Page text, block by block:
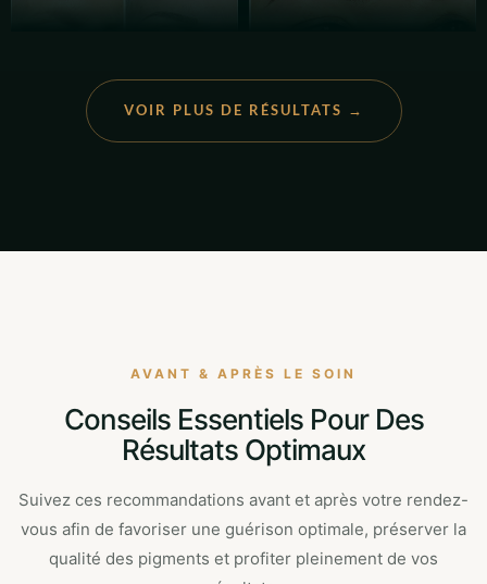
VOIR PLUS DE RÉSULTATS →
AVANT & APRÈS LE SOIN
Conseils Essentiels Pour Des
Résultats Optimaux
Suivez ces recommandations avant et après votre rendez-
vous afin de favoriser une guérison optimale, préserver la
qualité des pigments et profiter pleinement de vos